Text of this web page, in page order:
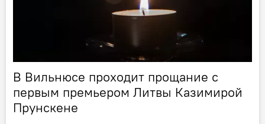
В Вильнюсе проходит прощание с
первым премьером Литвы Казимирой
Прунскене